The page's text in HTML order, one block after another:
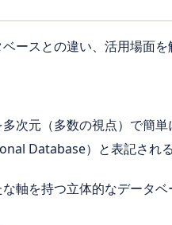
ースとの違い、活用場面を
次元（多数の視点）で簡
Database）と表記される
軸を持つ立体的なデータベ